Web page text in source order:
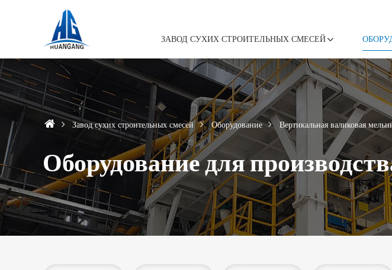
ЗАВОД СУХИХ СТРОИТЕЛЬНЫХ СМЕСЕЙ
Завод сухих строительных смесей Оборудование Вертикальная валиковая
Оборудование для